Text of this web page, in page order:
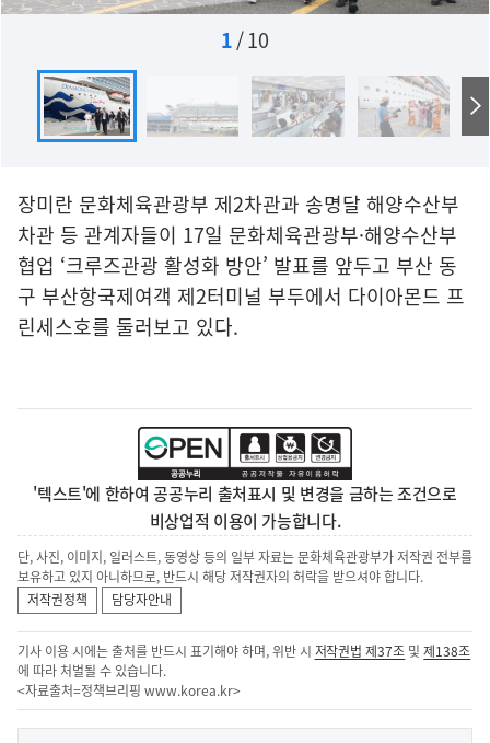
1/10
장미란 문화체육관광부 제2차관과 송명달 해양수산부
차관 등 관계자들이 17일 문화체육관광부·해양수산부
협업 ‘크루즈관광 활성화 방안’ 발표를 앞두고 부산 동
구 부산항국제여객 제2터미널 부두에서 다이아몬드 프
린세스호를 둘러보고 있다.
'텍스트'에 한하여 공공누리 출처표시 및 변경을 금하는 조건으로
비상업적 이용이 가능합니다.
단, 사진, 이미지, 일러스트, 동영상 등의 일부 자료는 문화체육관광부가 저작권 전부를
보유하고 있지 아니하므로, 반드시 해당 저작권자의 허락을 받으셔야 합니다.
저작권정책
담당자안내
기사 이용 시에는 출처를 반드시 표기해야 하며, 위반 시 저작권법 제37조 및제138조
에 따라 처벌될 수 있습니다.
<자료출처=정책브리핑 www.korea.kr>